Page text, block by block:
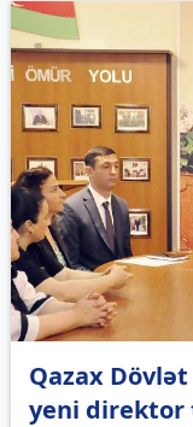
Qazax
yeni direktor